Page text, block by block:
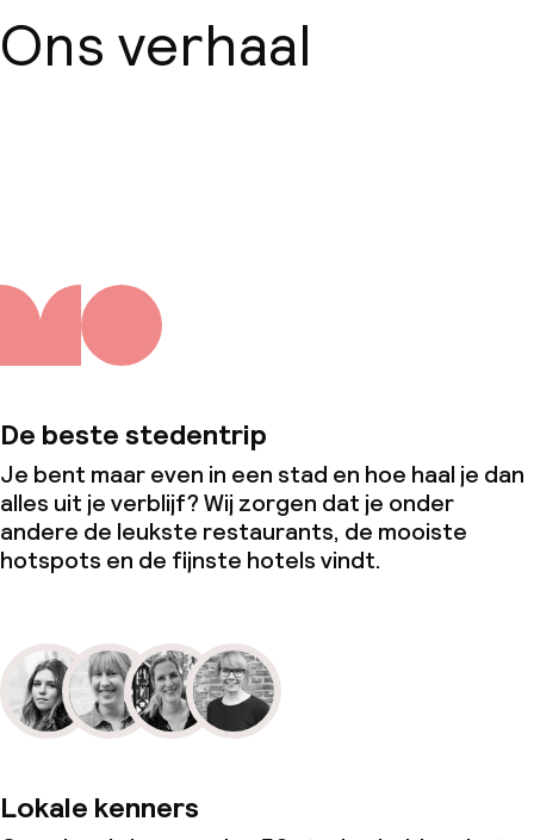
Ons verhaal
De beste stedentrip
Je bent maar even in een stad en hoe haal je dan
alles uit je verblijf? Wij zorgen dat je onder
andere de leukste restaurants, de mooiste
hotspots en de fijnste hotels vindt.
Lokale kenners